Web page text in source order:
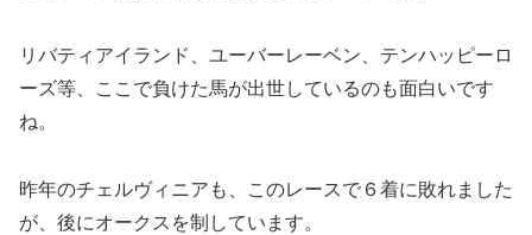
リバティアイランド、ユーバーレーベン、テンハッピーロ
ーズ等、ここで負けた馬が出世しているのも面白いです
ね。
昨年のチェルヴィニアも、このレースで６着に敗れました
が、後にオークスを制しています。